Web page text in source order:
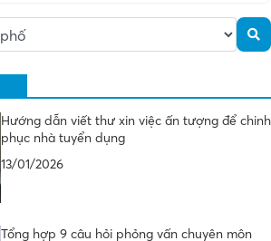
Hướng dẫn viết thư xin việc ấn tượng để chinh
phục nhà tuyển dụng
13/01/2026
Tổng hợp 9 câu hỏi phỏng vấn chuyên môn